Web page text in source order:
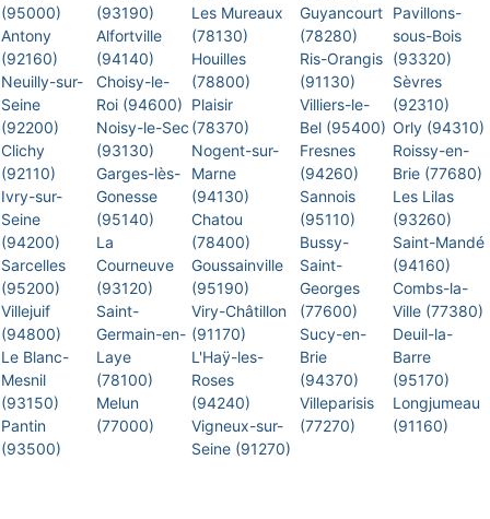
(95000)
Antony
(92160)
Neuilly-sur-
Seine
(92200)
Clichy
(92110)
Ivry-sur-
Seine
(94200)
Sarcelles
(95200)
Villejuif
(94800)
Le Blanc-
Mesnil
(93150)
Pantin
(93500)
(93190)
Alfortville
(94140)
Choisy-le-
Roi (94600)
Noisy-le-Sec
(93130)
Garges-lès-
Gonesse
(95140)
La
Courneuve
(93120)
Saint-
Germain-en-
Laye
(78100)
Melun
(77000)
Les Mureaux
(78130)
Houilles
(78800)
Plaisir
(78370)
Nogent-sur-
Marne
(94130)
Chatou
(78400)
Goussainville
(95190)
Viry-Châtillon
(91170)
L'Haÿ-les-
Roses
(94240)
Vigneux-sur-
Seine (91270)
Guyancourt
(78280)
Ris-Orangis
(91130)
Villiers-le-
Bel (95400)
Fresnes
(94260)
Sannois
(95110)
Bussy-
Saint-
Georges
(77600)
Sucy-en-
Brie
(94370)
Villeparisis
(77270)
Pavillons-
sous-Bois
(93320)
Sèvres
(92310)
Orly (94310)
Roissy-en-
Brie (77680)
Les Lilas
(93260)
Saint-Mandé
(94160)
Combs-la-
Ville (77380)
Deuil-la-
Barre
(95170)
Longjumeau
(91160)